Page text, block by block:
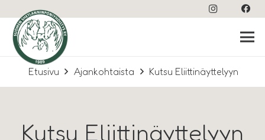
Etusivu Ajankohtaista Kutsu Eliittinäyttelyyn
Kutsu Eliittinäyttelyyn